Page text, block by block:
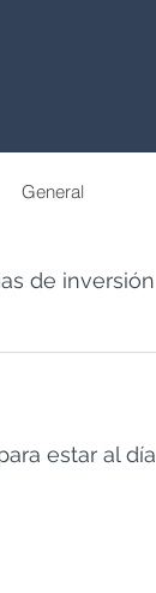
General
de inversión
estar al día